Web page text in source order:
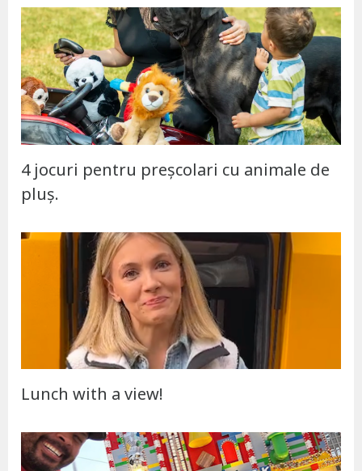
4 jocuri pentru preșcolari cu animale de
pluș.
Lunch with a view!